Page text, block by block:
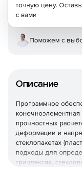
Описание
Программное
прочностных
деформации и
стеклопакетах
подходы для
триплексах,
точную цену.
с вами
Поможем с